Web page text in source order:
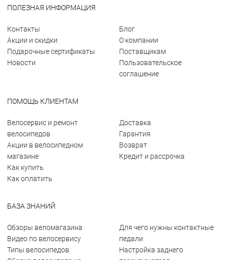
ПОЛЕЗНАЯ ИНФОРМАЦИЯ
Контакты
Акции и скидки
Подарочные сертификаты
Новости
Блог
О компании
Поставщикам
Пользовательское
соглашение
ПОМОЩЬ КЛИЕНТАМ
Велосервис и ремонт
велосипедов
Акции в велосипедном
магазине
Как купить
Как оплатить
Доставка
Гарантия
Возврат
Кредит и рассрочка
БАЗА ЗНАНИЙ
Обзоры веломагазина
Видео по велосервису
Типы велосипедов
Для чего нужны контактные
педали
Настройка заднего